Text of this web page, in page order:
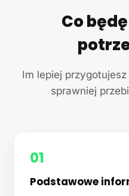
Co
Im lepiej
sprawniej
01
Podstawowe